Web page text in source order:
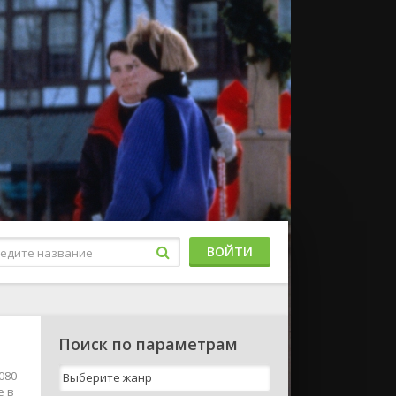
ВОЙТИ
в
Поиск по параметрам